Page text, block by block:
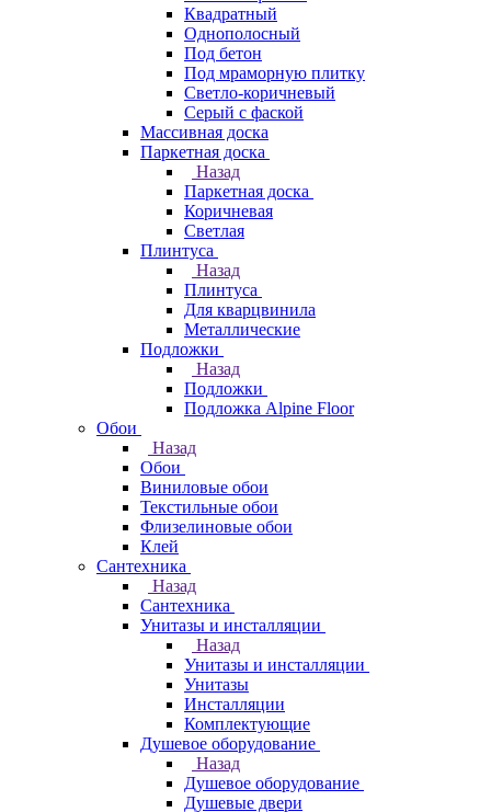
Квадратный
Однополосный
Под бетон
Под мраморную плитку
Светло-коричневый
Серый с фаской
Массивная доска
Паркетная доска
Назад
Паркетная доска
Коричневая
Светлая
Плинтуса
Назад
Плинтуса
Для кварцвинила
Металлические
Подложки
Назад
Подложки
Подложка Alpine Floor
Обои
Назад
Обои
Виниловые обои
Текстильные обои
Флизелиновые обои
Клей
Сантехника
Назад
Сантехника
Унитазы и инсталляции
Назад
Унитазы и инсталляции
Унитазы
Инсталляции
Комплектующие
Душевое оборудование
Назад
Душевое оборудование
Душевые двери